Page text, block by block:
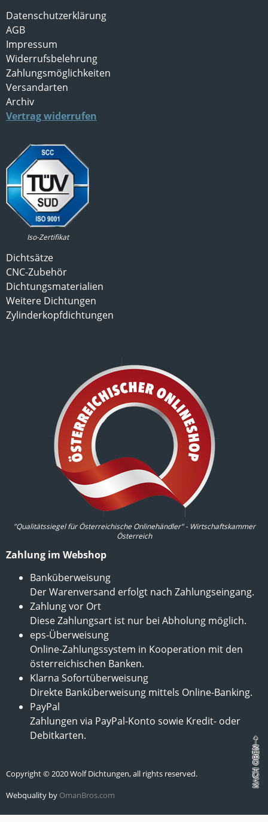
Datenschutzerklärung
AGB
Impressum
Widerrufsbelehrung
Zahlungsmöglichkeiten
Versandarten
Archiv
Vertrag widerrufen
Iso-Zertifikat
Dichtsätze
CNC-Zubehör
Dichtungsmaterialien
Weitere Dichtungen
Zylinderkopfdichtungen
"Qualitätssiegel für Österreichische Onlinehändler" - Wirtschaftskammer
Österreich
Zahlung im Webshop
Banküberweisung
Der Warenversand erfolgt nach Zahlungseingang.
Zahlung vor Ort
Diese Zahlungsart ist nur bei Abholung möglich.
eps-Überweisung
Online-Zahlungssystem in Kooperation mit den
österreichischen Banken.
Klarna Sofortüberweisung
Direkte Banküberweisung mittels Online-Banking.
PayPal
Zahlungen via PayPal-Konto sowie Kredit- oder
Debitkarten.
Copyright © 2020 Wolf Dichtungen, all rights reserved.
Webquality by OmanBros.com